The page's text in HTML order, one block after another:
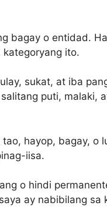
bagay o entidad.
ito.
sukat, at iba
puti, malaki,
hayop, bagay, o
iisa.
o hindi
ay nabibilang sa